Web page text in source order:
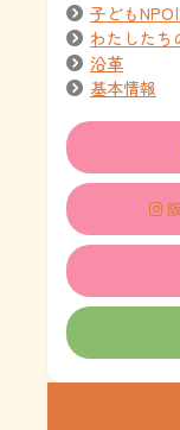
子どもNPO
わたしたち
沿革
基本情報